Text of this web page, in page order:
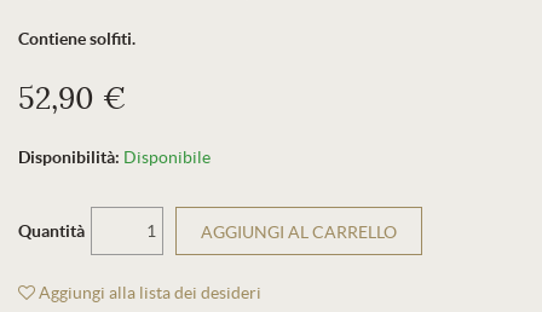
Contiene solfiti.
52,90 €
Disponibilità: Disponibile
Quantità AGGIUNGI AL CARRELLO
Aggiungi alla lista dei desideri